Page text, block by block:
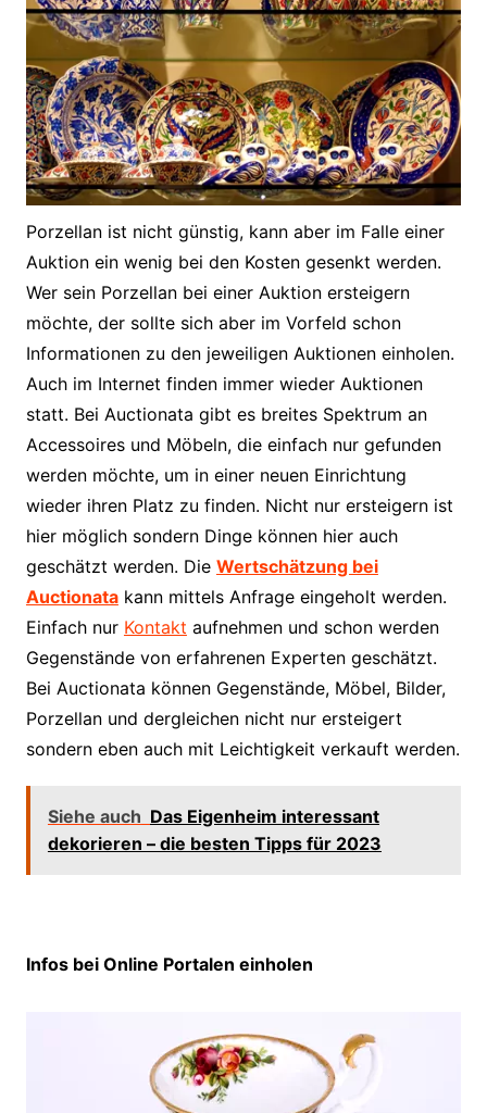
Porzellan ist nicht günstig, kann aber im Falle einer
Auktion ein wenig bei den Kosten gesenkt werden.
Wer sein Porzellan bei einer Auktion ersteigern
möchte, der sollte sich aber im Vorfeld schon
Informationen zu den jeweiligen Auktionen einholen.
Auch im Internet finden immer wieder Auktionen
statt. Bei Auctionata gibt es breites Spektrum an
Accessoires und Möbeln, die einfach nur gefunden
werden möchte, um in einer neuen Einrichtung
wieder ihren Platz zu finden. Nicht nur ersteigern ist
hier möglich sondern Dinge können hier auch
geschätzt werden. Die Wertschätzung bei
Auctionatakann mittels Anfrage eingeholt werden.
Einfach nur Kontakt aufnehmen und schon werden
Gegenstände von erfahrenen Experten geschätzt.
Bei Auctionata können Gegenstände, Möbel, Bilder,
Porzellan und dergleichen nicht nur ersteigert
sondern eben auch mit Leichtigkeit verkauft werden.
Siehe auch Das Eigenheim interessant
dekorieren – die besten Tipps für 2023
Infos bei Online Portalen einholen